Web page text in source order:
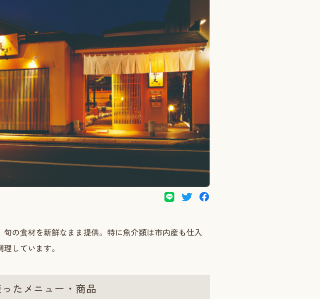
の食材を新鮮なまま提供。特に魚介類は市内産も仕入
しています。
たメニュー・商品